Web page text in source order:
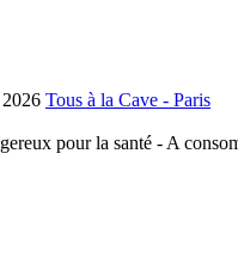
Tous à la Cave - Paris
pour la santé - A